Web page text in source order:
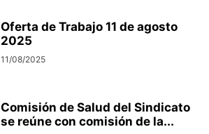
Oferta de Trabajo 11 de agosto
2025
11/08/2025
Comisión de Salud del Sindicato
se reúne con comisión de la...